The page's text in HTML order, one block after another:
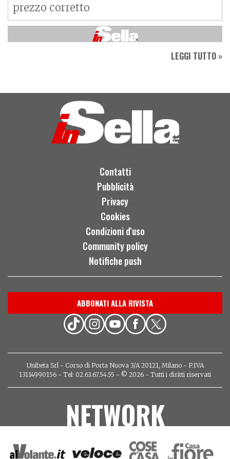
prezzo corretto
LEGGI TUTTO »
Contatti
Pubblicità
Privacy
Cookies
Condizioni d'uso
Community policy
Notifiche push
ABBONATI ALLA RIVISTA
Unibeta Srl - Corso di Porta Nuova 3/A 20121, Milano - P.IVA
13114990156 - Tel: 02.63.67.54.55 - © 2026 - Tutti i diritti riservati
NETWORK